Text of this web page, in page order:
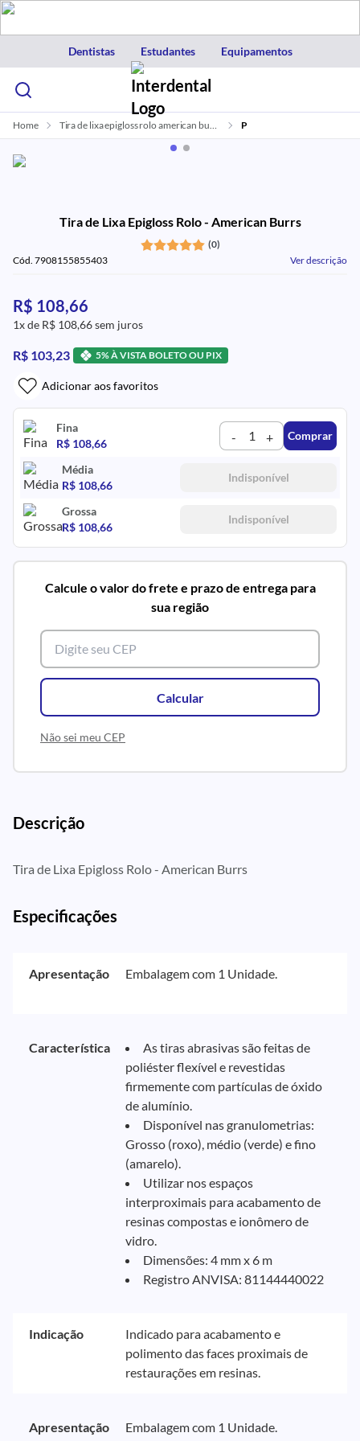
Dentistas Estudantes Equipamentos
Home Tira de lixa epigloss rolo american burrs P
Tira de Lixa Epigloss Rolo - American Burrs
(0)
Cód. 7908155855403
Ver descrição
R$ 108,66
1x de R$ 108,66 sem juros
R$ 103,23 5% À VISTA BOLETO OU PIX
Adicionar aos favoritos
Fina
R$ 108,66
- + Comprar
Média
R$ 108,66
Indisponível
Grossa
R$ 108,66
Indisponível
Calcule o valor do frete e prazo de entrega para
sua região
Calcular
Não sei meu CEP
Descrição
Tira de Lixa Epigloss Rolo - American Burrs
Especificações
Apresentação Embalagem com 1 Unidade.
Característica
As tiras abrasivas são feitas de
poliéster flexível e revestidas
firmemente com partículas de óxido
de alumínio.
Disponível nas granulometrias:
Grosso (roxo), médio (verde) e fino
(amarelo).
Utilizar nos espaços
interproximais para acabamento de
resinas compostas e ionômero de
vidro.
Dimensões: 4 mm x 6 m
Registro ANVISA: 81144440022
Indicação
Indicado para acabamento e
polimento das faces proximais de
restaurações em resinas.
Apresentação Embalagem com 1 Unidade.